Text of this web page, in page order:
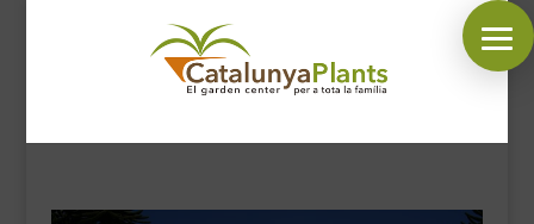
SÍGUENOS EN: